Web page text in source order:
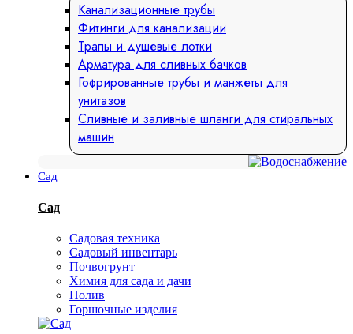
Канализационные трубы
Фитинги для канализации
Трапы и душевые лотки
Арматура для сливных бачков
Гофрированные трубы и манжеты для
унитазов
Сливные и заливные шланги для стиральных
машин
Сад
Сад
Садовая техника
Садовый инвентарь
Почвогрунт
Химия для сада и дачи
Полив
Горшочные изделия